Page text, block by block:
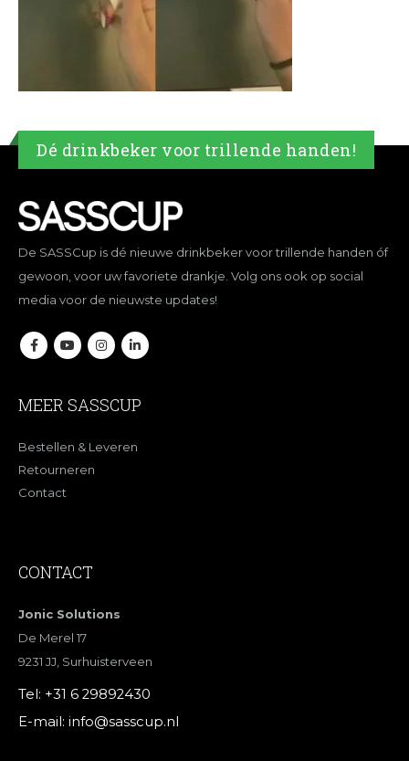
Dé drinkbeker voor trillende handen!
De SASSCup is dé nieuwe drinkbeker voor trillende handen óf
gewoon, voor uw favoriete drankje. Volg ons ook op social
media voor de nieuwste updates!
MEER SASSCUP
Bestellen & Leveren
Retourneren
Contact
CONTACT
Jonic Solutions
De Merel 17
9231 JJ, Surhuisterveen
Tel: +31 6 29892430
E-mail: info@sasscup.nl